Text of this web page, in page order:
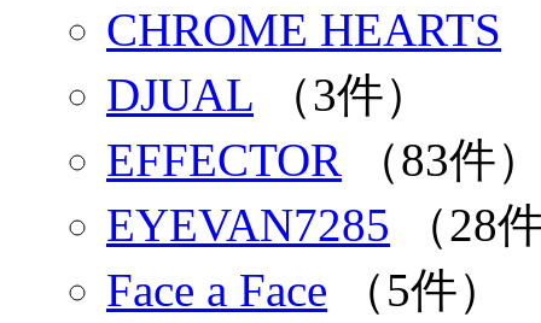
CHROME HEARTS
DJUAL （3件）
EFFECTOR （83件
EYEVAN7285 （28
Face a Face （5件）